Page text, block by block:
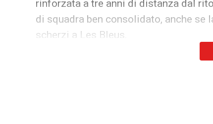
rinforzata a tre anni di distanza dal
di squadra ben consolidato, anche se
scherzi a Les Bleus.
propone